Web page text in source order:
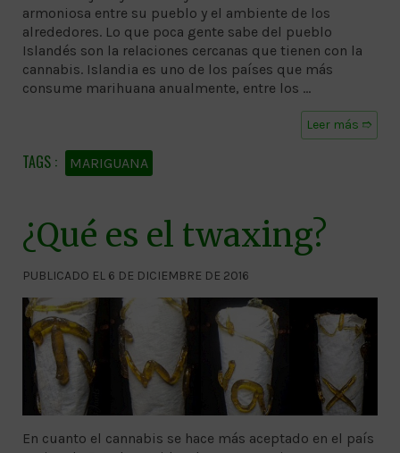
armoniosa entre su pueblo y el ambiente de los
alrededores. Lo que poca gente sabe del pueblo
Islandés son la relaciones cercanas que tienen con la
cannabis. Islandia es uno de los países que más
consume marihuana anualmente, entre los …
Leer más ➱
MARIGUANA
¿Qué es el twaxing?
PUBLICADO EL 6 DE DICIEMBRE DE 2016
En cuanto el cannabis se hace más aceptado en el país